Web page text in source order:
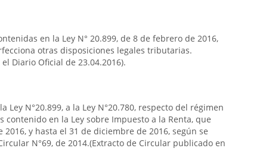
en la Ley N° 20.899, de 8 de febrero de 2016,
otras disposiciones legales tributarias.
Diario Oficial de 23.04.2016).
N°20.899, a la Ley N°20.780, respecto del régimen
en la Ley sobre Impuesto a la Renta, que
y hasta el 31 de diciembre de 2016, según se
N°69, de 2014.(Extracto de Circular publicado en